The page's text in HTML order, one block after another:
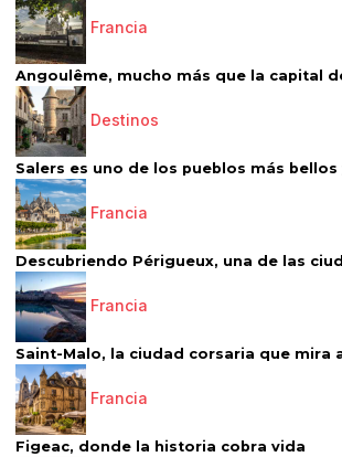
Francia
Angoulême, mucho más que la capital
Destinos
Salers es uno de los pueblos más bellos
Francia
Descubriendo Périgueux, una de las
Francia
Saint-Malo, la ciudad corsaria que mira
Francia
Figeac, donde la historia cobra vida